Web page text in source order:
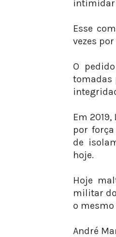
intimidar
Esse
vezes
O
tomadas
Em
por
de
hoje.
Hoje
militar
o
André